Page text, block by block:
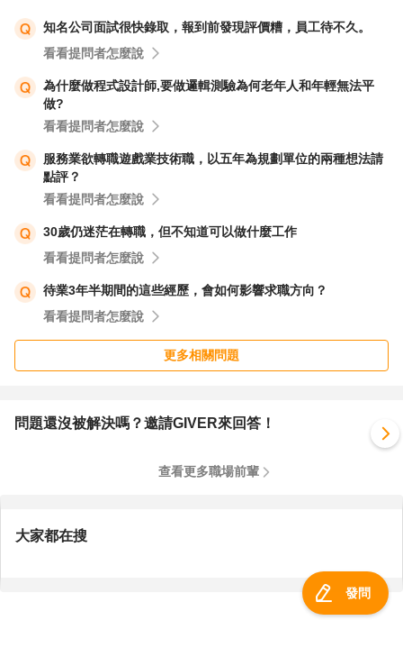
或未經雙方同意，可能會有爭議空間。（出處：《勞動基準
法》）
至於你的第二個問題：能否繼續觀望這家公司，同時投遞其
他履歷，並拖延繳交保證人資料的期限？我認為這是一個可
以考慮的策略。既然人資提到七月中前繳交，那麼在這段時
間內，你可以多觀察公司的文化、團隊氛圍以及工作內容是
否真的適合你。同時，準備其他工作機會的履歷也是保護自
己的方式，畢竟剛入職第三天，確實還不需要過早做出重大
決定或承擔不必要的壓力。
我也能理解你提到的家庭反對與個人陰影，這些都是很真實
未來的風險，這是你需要權衡的。如果你真的不願意找他人
同時，也建議你記錄下與人資或主管的溝通內容，以備不時
到適合自己的環境與方式。如果這家公司的文化或制度讓你
事的建議也值得參考，但最終決定還是應該基於你自己的感
受與需求。希望你能在這個過程中找到平衡，也祝你工作順
知名公司面試很快錄取，報到前發現評價糟，員工待不久。
看看提問者怎麼說
為什麼做程式設計師,要做邏輯測驗為何老年人和年輕無法平
做?
看看提問者怎麼說
服務業欲轉職遊戲業技術職，以五年為規劃單位的兩種想法請
點評？
看看提問者怎麼說
30歲仍迷茫在轉職，但不知道可以做什麼工作
看看提問者怎麼說
待業3年半期間的這些經歷，會如何影響求職方向？
看看提問者怎麼說
更多相關問題
問題還沒被解決嗎？邀請GIVER來回答！
查看更多職場前輩
大家都在搜
發問